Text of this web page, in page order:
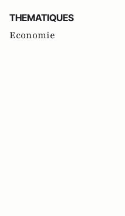
THEMATIQUES
Economie